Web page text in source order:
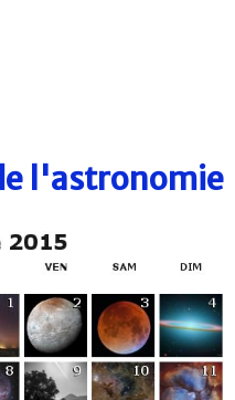
l'astronomie